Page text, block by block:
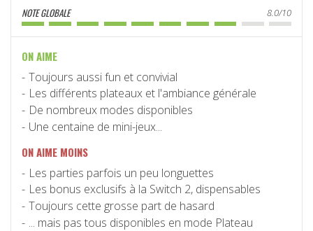
NOTE GLOBALE 8.0/10
ON AIME
Toujours aussi fun et convivial
Les différents plateaux et l'ambiance générale
De nombreux modes disponibles
Une centaine de mini-jeux...
ON AIME MOINS
Les parties parfois un peu longuettes
Les bonus exclusifs à la Switch 2, dispensables
Toujours cette grosse part de hasard
... mais pas tous disponibles en mode Plateau